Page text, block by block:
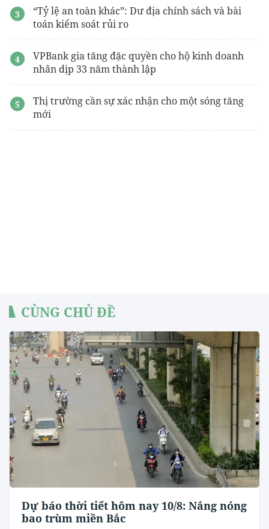
“Tỷ lệ an toàn khác”: Dư địa chính sách và bài
toán kiểm soát rủi ro
VPBank gia tăng đặc quyền cho hộ kinh doanh
nhân dịp 33 năm thành lập
Thị trường cần sự xác nhận cho một sóng tăng
mới
CÙNG CHỦ ĐỀ
Dự báo thời tiết hôm nay 10/8: Nắng nóng
bao trùm miền Bắc